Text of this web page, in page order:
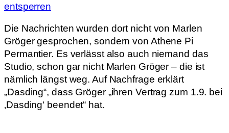
entsperren
Die Nachrichten wurden dort nicht von Marlen
Gröger gesprochen, sondern von Athene Pi
Permantier. Es verlässt also auch niemand das
Studio, schon gar nicht Marlen Gröger – die ist
nämlich längst weg. Auf Nachfrage erklärt
„Dasding“, dass Gröger „ihren Vertrag zum 1.9. bei
‚Dasding‘ beendet“ hat.